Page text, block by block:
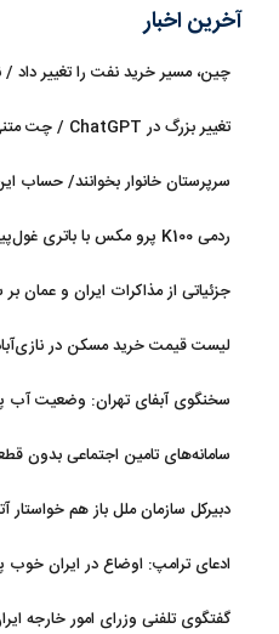
آخرین اخبار
چین، مسیر خرید نفت را تغییر
تغییر بزرگ در ChatGPT / چت متنی نامحدود و رایگان
سرپرستان خانوار بخوانند/ حساب این افراد ۴ میلیون
ردمی K100 پرو مکس با باتری غول‌پیکر و شارژ بی‌سیم روانه بازار می‌شود
جزئیاتی از مذاکرات ایران و
سخنگوی آبفای تهران: وضعیت آب
سامانه‌های تامین اجتماعی بدون
دبیرکل سازمان ملل باز هم
ادعای ترامپ: اوضاع در ایران
گفتگوی تلفنی وزرای امور خارجه